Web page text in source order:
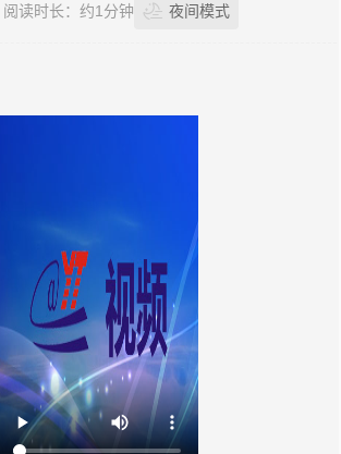
阅读时长： 约1分钟 夜间模式